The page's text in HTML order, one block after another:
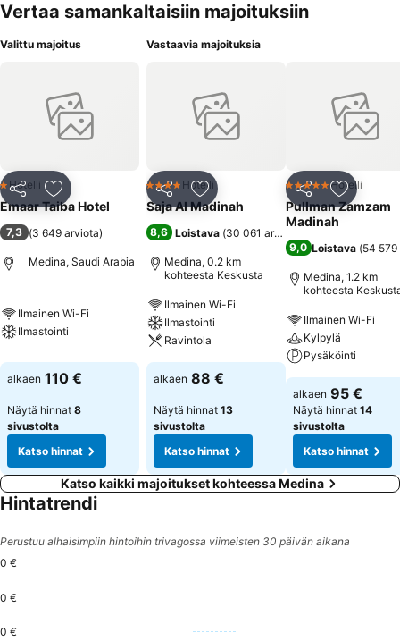
Vertaa samankaltaisiin majoituksiin
Valittu majoitus
Jaa Lisää suosikkeihin
1 Tähtiluokitus
Hotelli
Emaar Taiba Hotel
7,3 (3 649 arviota)
Medina, Saudi Arabia
Ilmainen Wi-Fi
Ilmastointi
alkaen 110 €
Näytä hinnat 8
sivustolta
Katso hinnat
Vastaavia majoituksia
Jaa Lisää suosikkeihin
4 Tähtiluokitus
Hotelli
Saja Al Madinah
8,6 Loistava (30 061 arviota
Medina, 0.2 km
kohteesta Keskusta
Ilmainen Wi-Fi
Ilmastointi
Ravintola
alkaen 88 €
Näytä hinnat 13
sivustolta
Katso hinnat
Jaa Lisää
5 Tähtiluokitus
Hotelli
Pullman Zamzam
Madinah
9,0 Loistava (54 579
Medina, 1.2 km
kohteesta
Ilmainen Wi-Fi
Kylpylä
Pysäköinti
alkaen 95 €
Näytä hinnat 14
sivustolta
Katso hinnat
Katso kaikki majoitukset kohteessa Medina
Hintatrendi
Perustuu alhaisimpiin hintoihin trivagossa viimeisten 30 päivän aikana
0 €
0 €
0 €